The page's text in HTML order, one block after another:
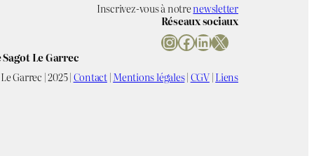
Inscrivez-vous à notrenewsletter
Réseaux sociaux
InstagramFacebook LinkedIn X
Le Garrec
Garrec | 2025 |Contact|Mentions légales|CGV|Liens